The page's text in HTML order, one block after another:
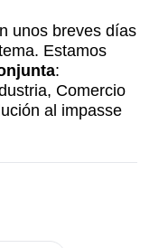
unos breves días
Estamos
:
Comercio
al impasse